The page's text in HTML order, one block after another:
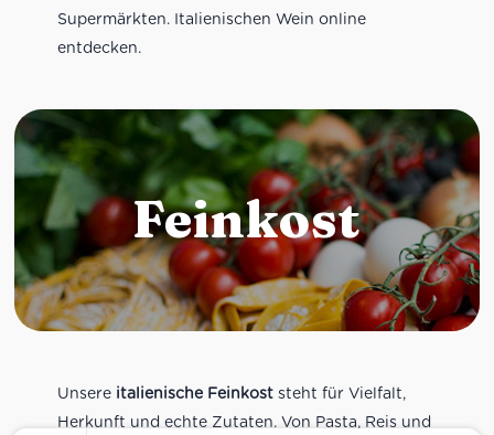
Supermärkten. Italienischen Wein online
entdecken.
Feinkost
Unsere italienische Feinkoststeht für Vielfalt,
Herkunft und echte Zutaten. Von Pasta, Reis und